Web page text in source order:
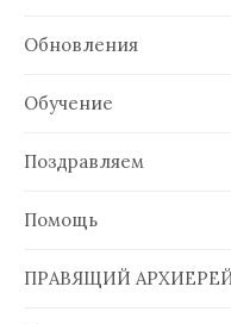
Обновления
Обучение
Поздравляем
Помощь
ПРАВЯЩИЙ